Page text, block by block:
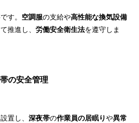
す。 空調服の支給や高性能な換気設備
推進し、 労働安全衛生法を遵守しま
の安全管理
置し、 深夜帯の作業員の居眠りや異常